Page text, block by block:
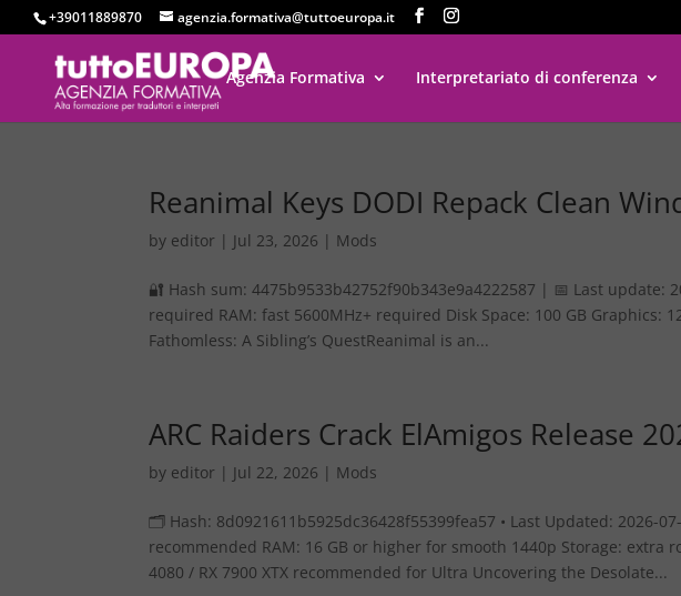
+39011889870 agenzia.formativa@tuttoeuropa.it
Agenzia Formativa Interpretariato di conferenza
Reanimal Keys DODI Repack Clean
by editor | Jul 23, 2026 | Mods
🔐 Hash sum: 4475b9533b42752f90b343e9a4222587 | 📅 Last update:
required RAM: fast 5600MHz+ required Disk Space: 100 GB Graphics:
Fathomless: A Sibling’s QuestReanimal is an...
ARC Raiders Crack ElAmigos Release
by editor | Jul 22, 2026 | Mods
🗂 Hash: 8d0921611b5925dc36428f55399fea57 • Last Updated: 2026-
recommended RAM: 16 GB or higher for smooth 1440p Storage: extra
4080 / RX 7900 XTX recommended for Ultra Uncovering the Desolate...